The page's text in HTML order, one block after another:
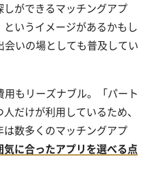
ができるマッチングアプ
いうイメージがあるかもし
いの場としても普及してい
もリーズナブル。「パート
だけが利用しているため、
数多くのマッチングアプ
気に合ったアプリを選べる点